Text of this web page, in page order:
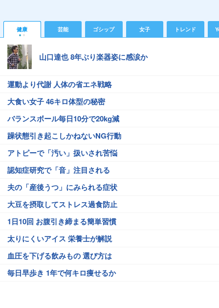
健康 芸能 ゴシップ 女子 トレンド
山口達也 8年ぶり楽器姿に感涙か
運動より代謝 人体の省エネ戦略
大食い女子 46キロ体型の秘密
バランスボール毎日10分で20kg減
躁状態引き起こしかねないNG行動
アトピーで「汚い」扱いされ苦悩
認知症研究で「音」注目される
夫の「産後うつ」にみられる症状
大豆を摂取してストレス過食防止
1日10回 お腹引き締まる簡単習慣
太りにくいアイス 栄養士が解説
血圧を下げる飲みもの 選び方は
毎日早歩き 1年で何キロ痩せるか